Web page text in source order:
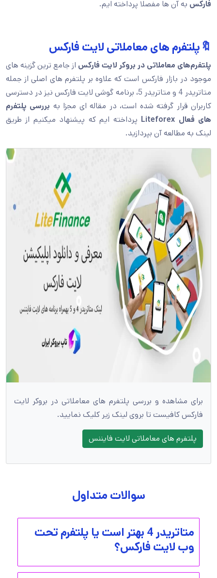
فارکس به آن ها مفصلا پرداخته ایم.
🔖پلتفرم های معاملاتی لایت فارکس
پلتفرم‌های معاملاتی در بروکر لایت فارکس از جامع ترین گزینه های
موجود در بازار فارکس است که علاوه بر پلتفرم های اصلی از جمله
متاتریدر 4 و متاتریدر 5، برنامه گوشی لایت فارکس نیز در دسترسی
کاربران قرار گرفته شده است، در مقاله ای مجزا به بررسی پلتفرم
های فعال Liteforex پرداخته ایم که پیشنهاد میکنیم از طریق
لینک به مطالعه آن بپردازید.
برای مشاهده و بررسی پلتفرم های معاملاتی در بروکر لایت
فارکس کافیست تا بروی لینک زیر کلیک نمایید.
پلتفرم های معاملاتی لایت فایننس
سوالات متداول
متاتریدر 4 بهتر است یا پلتفرم تحت
وب لایت فارکس؟